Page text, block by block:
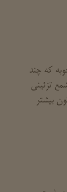
که چند
تزئینی
بیشتر